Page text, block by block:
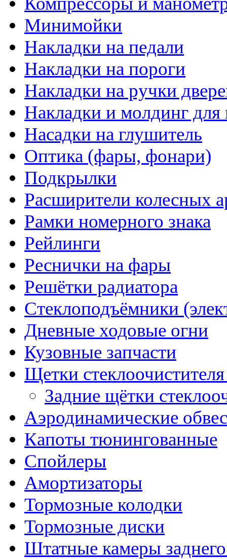
Минимойки
Накладки на педали
Накладки на пороги
Накладки на ручки
Накладки и молдинг для
Насадки на глушитель
Оптика (фары, фонари)
Подкрылки
Расширители колесных
Рамки номерного знака
Рейлинги
Реснички на фары
Решётки радиатора
Стеклоподъёмники
Дневные ходовые огни
Кузовные запчасти
Щетки
Задние щётки
Аэродинамические
Капоты тюнингованные
Спойлеры
Амортизаторы
Тормозные колодки
Тормозные диски
Штатные камеры